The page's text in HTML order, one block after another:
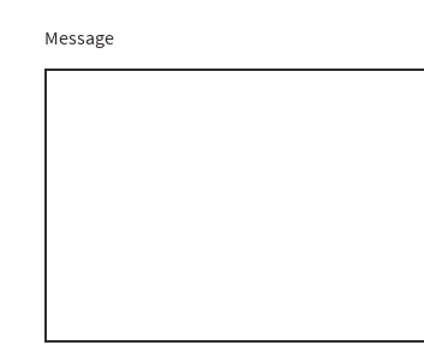
Message